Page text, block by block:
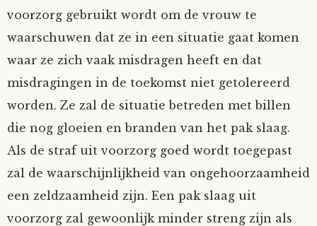
Björn
Clarity
Diderod
Faith
Fioontje
voorzorg gebruikt wordt om de vrouw te
waarschuwen dat ze in een situatie gaat komen
waar ze zich vaak misdragen heeft en dat
misdragingen in de toekomst niet getolereerd
worden. Ze zal de situatie betreden met billen
die nog gloeien en branden van het pak slaag.
Als de straf uit voorzorg goed wordt toegepast
zal de waarschijnlijkheid van ongehoorzaamheid
een zeldzaamheid zijn. Een pak slaag uit
voorzorg zal gewoonlijk minder streng zijn als